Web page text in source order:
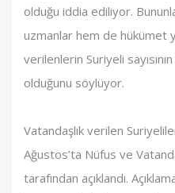
olduğu iddia ediliyor.
uzmanlar hem de hükümet
verilenlerin Suriyeli
olduğunu söylüyor.
Vatandaşlık verilen
Ağustos’ta Nüfus ve
tarafından açıklandı.